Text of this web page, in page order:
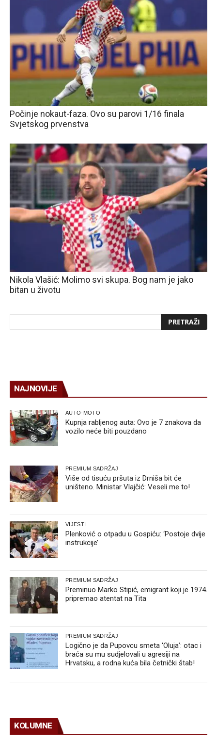
Počinje nokaut-faza. Ovo su parovi 1/16 finala
Svjetskog prvenstva
Nikola Vlašić: Molimo svi skupa. Bog nam je jako
bitan u životu
NAJNOVIJE
AUTO-MOTO
Kupnja rabljenog auta: Ovo je 7 znakova da
vozilo neće biti pouzdano
PREMIUM SADRŽAJ
Više od tisuću pršuta iz Drniša bit će
uništeno. Ministar Vlajčić: Veseli me to!
VIJESTI
Plenković o otpadu u Gospiću: ‘Postoje dvije
instrukcije’
PREMIUM SADRŽAJ
Preminuo Marko Stipić, emigrant koji je 1974.
pripremao atentat na Tita
PREMIUM SADRŽAJ
Logično je da Pupovcu smeta ‘Oluja’: otac i
braća su mu sudjelovali u agresiji na
Hrvatsku, a rodna kuća bila četnički štab!
KOLUMNE